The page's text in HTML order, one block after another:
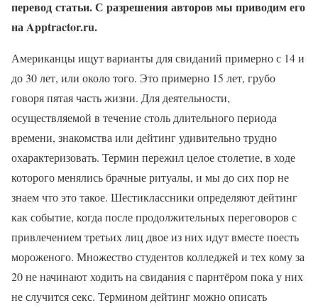
перевод статьи. С разрешения авторов мы приводим его
на Apptractor.ru.
Американцы ищут варианты для свиданий примерно с 14 и
до 30 лет, или около того. Это примерно 15 лет, грубо
говоря пятая часть жизни. Для деятельности,
осуществляемой в течение столь длительного периода
времени, знакомства или дейтинг удивительно трудно
охарактеризовать. Термин пережил целое столетие, в ходе
которого менялись брачные ритуалы, и мы до сих пор не
знаем что это такое. Шестиклассники определяют дейтинг
как событие, когда после продолжительных переговоров с
привлечением третьих лиц двое из них идут вместе поесть
мороженого. Множество студентов колледжей и тех кому за
20 не начинают ходить на свидания с парнтёром пока у них
не случится секс. Термином дейтинг можно описать